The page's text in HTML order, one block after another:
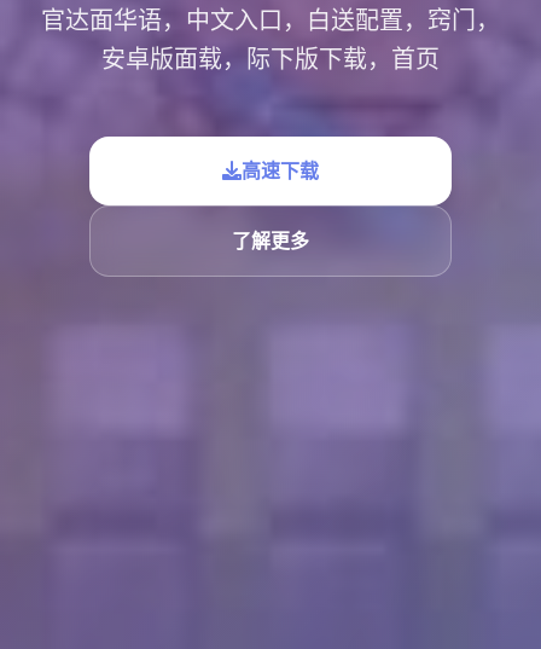
官达面华语，中文入口，白送配置，窍门，
安卓版面载，际下版下载，首页
高速下载
了解更多